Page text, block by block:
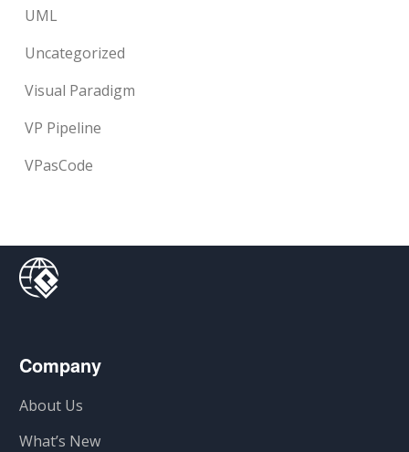
UML
Uncategorized
Visual Paradigm
VP Pipeline
VPasCode
Company
About Us
What’s New